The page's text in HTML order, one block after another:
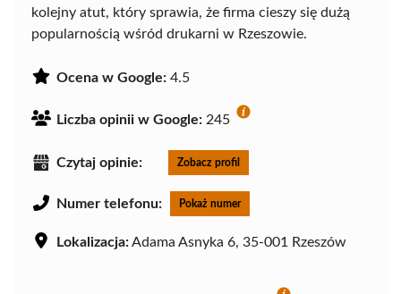
kolejny atut, który sprawia, że firma cieszy się dużą
popularnością wśród drukarni w Rzeszowie.
Ocena w Google: 4.5
Liczba opinii w Google: 245
Czytaj opinie: Zobacz profil
Numer telefonu: Pokaż numer
Lokalizacja:Adama Asnyka 6, 35-001 Rzeszów